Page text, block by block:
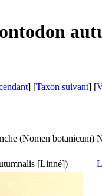
] [Taxon suivant] [
(Nomen botanicum)
[Linné])